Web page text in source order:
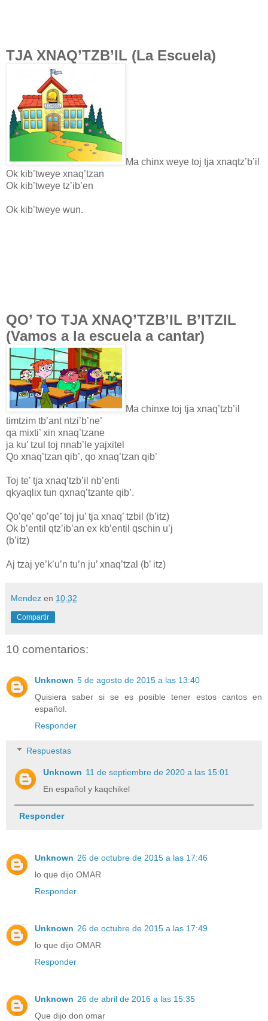
TJA XNAQ’TZB’IL (La Escuela)
Ma chinx weye toj tja xnaqtz’b’il
Ok kib’tweye xnaq’tzan
Ok kib’tweye tz’ib’en
Ok kib’tweye wun.
QO’ TO TJA XNAQ’TZB’IL B’ITZIL
(Vamos a la escuela a cantar)
Ma chinxe toj tja xnaq’tzb’il
timtzim tb’ant ntzi’b’ne’
qa mixti’ xin xnaq’tzane
ja ku’ tzul toj nnab’le yajxitel
Qo xnaq’tzan qib’, qo xnaq’tzan qib’
Toj te’ tja xnaq’tzb’il nb’enti
qkyaqlix tun qxnaq’tzante qib’.
Qo’qe’ qo’qe’ toj ju’ tja xnaq’ tzbil (b’itz)
Ok b’entil qtz’ib’an ex kb’entil qschin u’j
(b’itz)
Aj tzaj ye’k’u’n tu’n ju’ xnaq’tzal (b’ itz)
Mendez en 10:32
Compartir
10 comentarios:
Unknown 5 de agosto de 2015 a las 13:40
Quisiera saber si se es posible tener estos cantos en
español.
Responder
Respuestas
Unknown 11 de septiembre de 2020 a las 15:01
En español y kaqchikel
Responder
Unknown 26 de octubre de 2015 a las 17:46
lo que dijo OMAR
Responder
Unknown 26 de octubre de 2015 a las 17:49
lo que dijo OMAR
Responder
Unknown 26 de abril de 2016 a las 15:35
Que dijo don omar